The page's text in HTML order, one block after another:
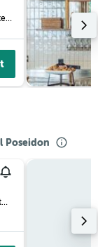
Vaestra Hamngatan 3, Göteborg, Västra Götalands län, Schweden
Poseidon
Kungsportsavenyn 24, Göteborg, Västra Götalands län, Schweden